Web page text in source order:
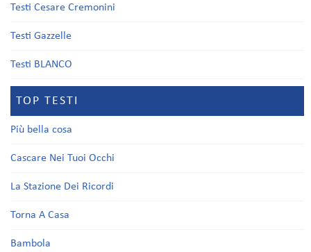
Testi Cesare Cremonini
Testi Gazzelle
Testi BLANCO
TOP TESTI
Più bella cosa
Cascare Nei Tuoi Occhi
La Stazione Dei Ricordi
Torna A Casa
Bambola